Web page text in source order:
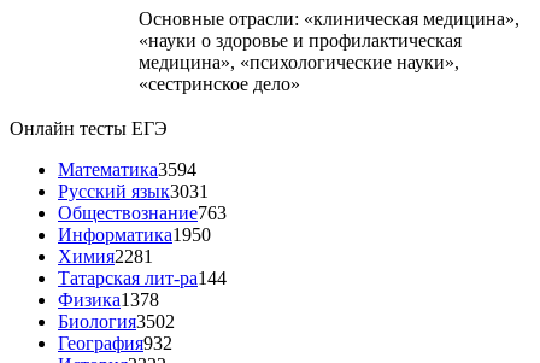
Основные отрасли: «клиническая медицина»,
«науки о здоровье и профилактическая
медицина», «психологические науки»,
«сестринское дело»
Онлайн тесты ЕГЭ
Математика3594
Русский язык3031
Обществознание763
Информатика1950
Химия2281
Татарская лит-ра144
Физика1378
Биология3502
География932